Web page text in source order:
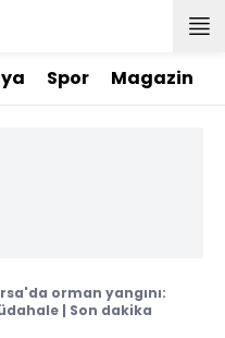
Spor Magazin
orman yangını:
| Son dakika